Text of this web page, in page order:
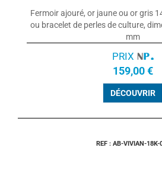
Fermoir ajouré, or jaune ou or gris
ou bracelet de perles de culture,
mm
PRIX
159,00 €
DÉCOUVRIR
REF : AB-VIVIAN-18K-